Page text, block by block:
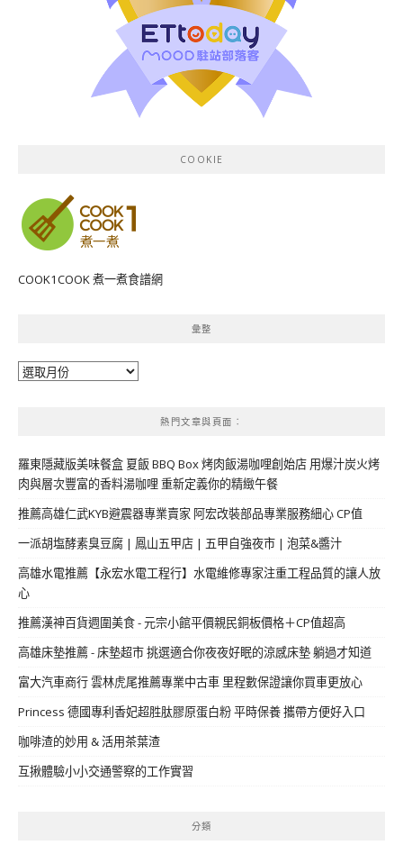
COOKIE
COOK1COOK 煮一煮食譜網
彙整
彙
熱門文章與頁面︰
羅東隱藏版美味餐盒 夏飯 BBQ Box 烤肉飯湯咖哩創始店 用爆汁炭火烤
肉與層次豐富的香料湯咖哩 重新定義你的精緻午餐
推薦高雄仁武KYB避震器專業賣家 阿宏改裝部品專業服務細心 CP值
一派胡塩酵素臭豆腐 | 鳳山五甲店 | 五甲自強夜市 | 泡菜&醬汁
高雄水電推薦【永宏水電工程行】水電維修專家注重工程品質的讓人放
心
推薦漢神百貨週圍美食 - 元宗小館平價親民銅板價格＋CP值超高
高雄床墊推薦 - 床墊超市 挑選適合你夜夜好眠的涼感床墊 躺過才知道
富大汽車商行 雲林虎尾推薦專業中古車 里程數保證讓你買車更放心
Princess 德國專利香妃超胜肽膠原蛋白粉 平時保養 攜帶方便好入口
咖啡渣的妙用 & 活用茶葉渣
互揪體驗小小交通警察的工作實習
分類